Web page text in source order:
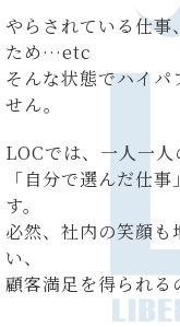
やらされている仕
ため…etc
そんな状態でハイパ
せん。
LOCでは、一人一人
「自分で選んだ仕
す。
必然、社内の笑顔
い、
顧客満足を得られる